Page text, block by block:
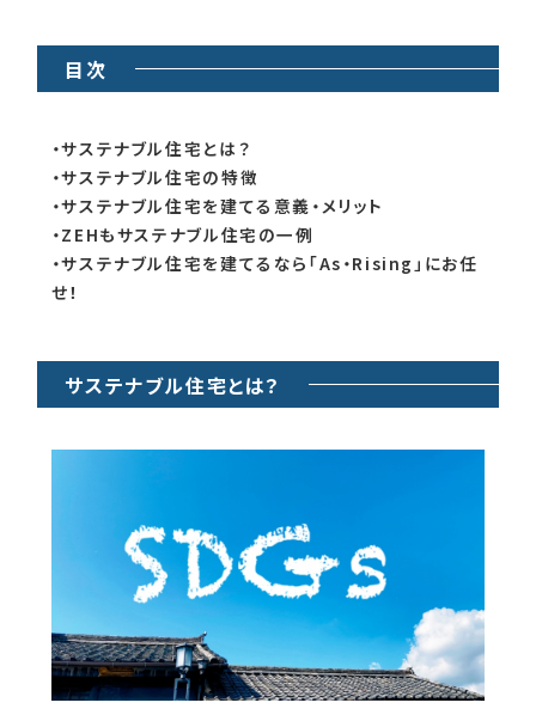
目次
・サステナブル住宅とは？
・サステナブル住宅の特徴
・サステナブル住宅を建てる意義・メリット
・ZEHもサステナブル住宅の一例
・サステナブル住宅を建てるなら「As・Rising」にお任
せ！
サステナブル住宅とは？